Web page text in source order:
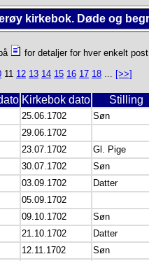
kirkebok. Døde og
for detaljer for hver enkelt
11 12 13 14 15 16 17 18 ... [>>]
Kirkebok dato Stilling
25.06.1702 Søn
29.06.1702
23.07.1702 Gl. Pige
30.07.1702 Søn
03.09.1702 Datter
05.09.1702
09.10.1702 Søn
21.10.1702 Datter
12.11.1702 Søn